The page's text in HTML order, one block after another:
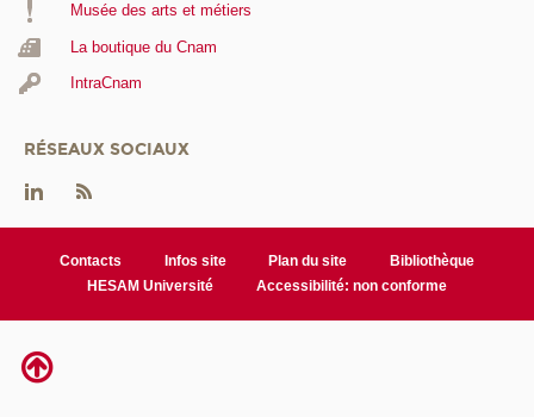
Musée des arts et métiers
La boutique du Cnam
IntraCnam
RÉSEAUX SOCIAUX
Contacts Infos site Plan du site
Bibliothèque
HESAM Université
Accessibilité: non conforme